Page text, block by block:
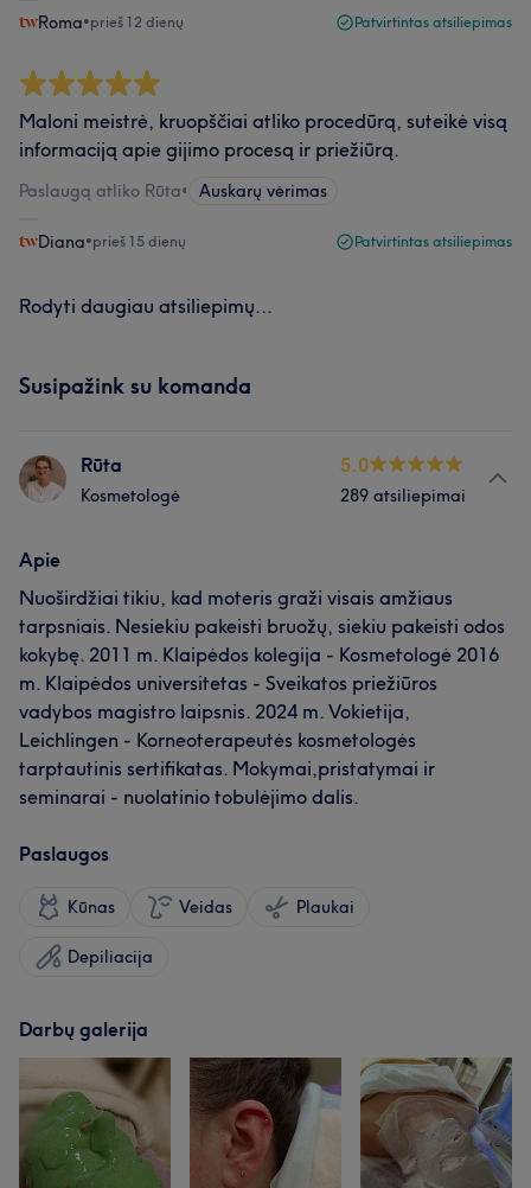
Roma•prieš 12 dienų Patvirtintas atsiliepimas
Maloni meistrė, kruopščiai atliko procedūrą, suteikė visą
informaciją apie gijimo procesą ir priežiūrą.
Paslaugą atliko Rūta• Auskarų vėrimas
Diana•prieš 15 dienų Patvirtintas atsiliepimas
Rodyti daugiau atsiliepimų...
Susipažink su komanda
Rūta
Kosmetologė
5.0
289 atsiliepimai
Apie
Nuoširdžiai tikiu, kad moteris graži visais amžiaus
tarpsniais. Nesiekiu pakeisti bruožų, siekiu pakeisti odos
kokybę. 2011 m. Klaipėdos kolegija - Kosmetologė 2016
m. Klaipėdos universitetas - Sveikatos priežiūros
vadybos magistro laipsnis. 2024 m. Vokietija,
Leichlingen - Korneoterapeutės kosmetologės
tarptautinis sertifikatas. Mokymai,pristatymai ir
seminarai - nuolatinio tobulėjimo dalis.
Paslaugos
Kūnas Veidas Plaukai
Depiliacija
Darbų galerija